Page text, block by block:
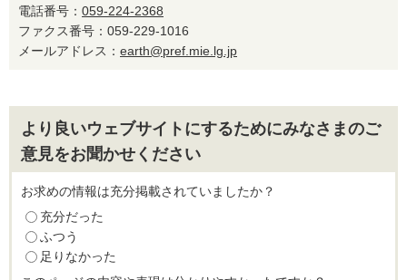
電話番号： 059-224-2368
ファクス番号：059-229-1016
メールアドレス： earth@pref.mie.lg.jp
より良いウェブサイトにするためにみなさまのご
意見をお聞かせください
お求めの情報は充分掲載されていましたか？
充分だった
ふつう
足りなかった